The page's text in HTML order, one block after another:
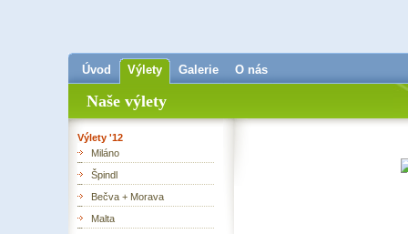
Úvod Výlety Galerie O nás
Naše výlety
Výlety '12
Miláno
Špindl
Bečva + Morava
Malta